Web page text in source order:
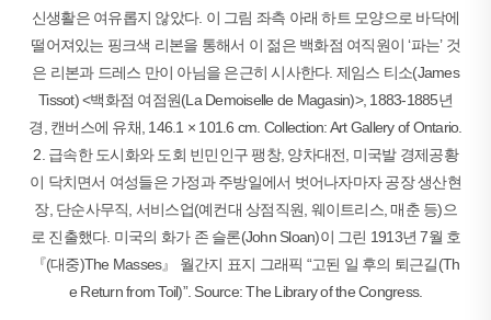
신생활은 여유롭지 않았다. 이 그림 좌측 아래 하트 모양으로 바닥에
떨어져있는 핑크색 리본을 통해서 이 젊은 백화점 여직원이 ‘파는’ 것
은 리본과 드레스 만이 아님을 은근히 시사한다. 제임스 티소(James
Tissot) <백화점 여점원(La Demoiselle de Magasin)>, 1883-1885년
경, 캔버스에 유채, 146.1 × 101.6 cm. Collection: Art Gallery of Ontario.
2. 급속한 도시화와 도회 빈민인구 팽창, 양차대전, 미국발 경제공황
이 닥치면서 여성들은 가정과 주방일에서 벗어나자마자 공장 생산현
장, 단순사무직, 서비스업(예컨대 상점직원, 웨이트리스, 매춘 등)으
로 진출했다. 미국의 화가 존 슬론(John Sloan)이 그린 1913년 7월 호
『(대중)The Masses』 월간지 표지 그래픽 “고된 일 후의 퇴근길(Th
e Return from Toil)”. Source: The Library of the Congress.